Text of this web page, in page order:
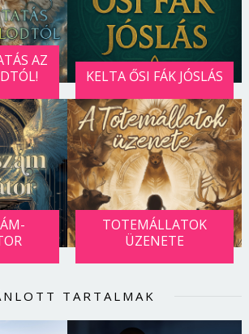
AZ
KELTA ŐSI FÁK JÓSLÁS
TOTEMÁLLATOK
ÜZENETE
TARTALMAK